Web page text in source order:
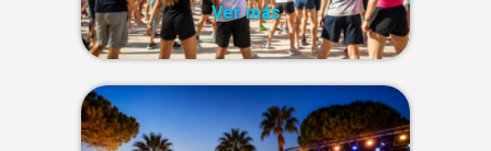
Ver más